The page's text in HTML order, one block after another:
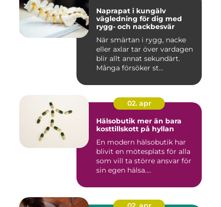
Naprapat i kungälv
vägledning för dig med
rygg- och nackbesvär
När smärtan i rygg, nacke
eller axlar tar över vardagen
blir allt annat sekundärt.
Många försöker st...
02. apr
Hälsobutik mer än bara
kosttillskott på hyllan
En modern hälsobutik har
blivit en mötesplats för alla
som vill ta större ansvar för
sin egen hälsa....